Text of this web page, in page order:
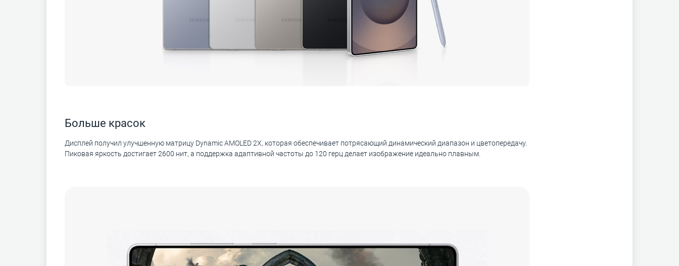
Больше красок
Дисплей получил улучшенную матрицу Dynamic AMOLED 2X, которая обеспечивает потрясающий динамический диапазон и цветопередачу.
Пиковая яркость достигает 2600 нит, а поддержка адаптивной частоты до 120 герц делает изображение идеально плавным.